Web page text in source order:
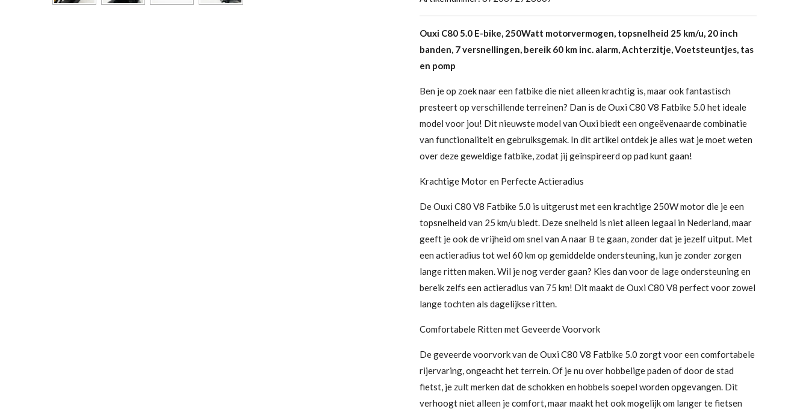
Ouxi C80 5.0 E-bike, 250Watt motorvermogen, topsnelheid 25 km/u, 20 inch
banden, 7 versnellingen, bereik 60 km inc. alarm, Achterzitje, Voetsteuntjes, tas
en pomp
Ben je op zoek naar een fatbike die niet alleen krachtig is, maar ook fantastisch
presteert op verschillende terreinen? Dan is de Ouxi C80 V8 Fatbike 5.0 het ideale
model voor jou! Dit nieuwste model van Ouxi biedt een ongeëvenaarde combinatie
van functionaliteit en gebruiksgemak. In dit artikel ontdek je alles wat je moet weten
over deze geweldige fatbike, zodat jij geïnspireerd op pad kunt gaan!
Krachtige Motor en Perfecte Actieradius
De Ouxi C80 V8 Fatbike 5.0 is uitgerust met een krachtige 250W motor die je een
topsnelheid van 25 km/u biedt. Deze snelheid is niet alleen legaal in Nederland, maar
geeft je ook de vrijheid om snel van A naar B te gaan, zonder dat je jezelf uitput. Met
een actieradius tot wel 60 km op gemiddelde ondersteuning, kun je zonder zorgen
lange ritten maken. Wil je nog verder gaan? Kies dan voor de lage ondersteuning en
bereik zelfs een actieradius van 75 km! Dit maakt de Ouxi C80 V8 perfect voor zowel
lange tochten als dagelijkse ritten.
Comfortabele Ritten met Geveerde Voorvork
De geveerde voorvork van de Ouxi C80 V8 Fatbike 5.0 zorgt voor een comfortabele
rijervaring, ongeacht het terrein. Of je nu over hobbelige paden of door de stad
fietst, je zult merken dat de schokken en hobbels soepel worden opgevangen. Dit
verhoogt niet alleen je comfort, maar maakt het ook mogelijk om langer te fietsen